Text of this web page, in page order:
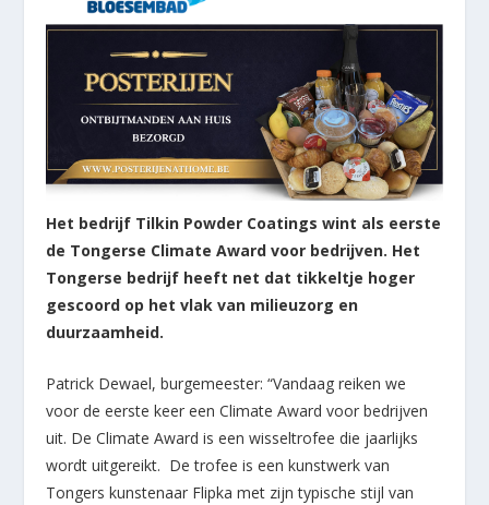
Het bedrijf Tilkin Powder Coatings wint als eerste
de Tongerse Climate Award voor bedrijven. Het
Tongerse bedrijf heeft net dat tikkeltje hoger
gescoord op het vlak van milieuzorg en
duurzaamheid.
Patrick Dewael, burgemeester: “Vandaag reiken we
voor de eerste keer een Climate Award voor bedrijven
uit. De Climate Award is een wisseltrofee die jaarlijks
wordt uitgereikt. De trofee is een kunstwerk van
Tongers kunstenaar Flipka met zijn typische stijl van